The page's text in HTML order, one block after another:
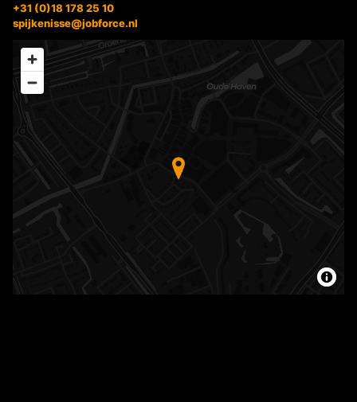
+31 (0)18 178 25 10
spijkenisse@jobforce.nl